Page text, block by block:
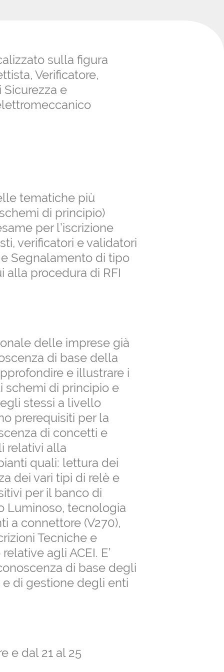
sulla figura
Verificatore,
e
tematiche più
di principio)
per l’iscrizione
verificatori e validatori
Segnalamento di tipo
alla procedura di RFI
delle imprese già
di base della
e illustrare i
di principio e
stessi a livello
prerequisiti per la
di concetti e
relativi alla
quali: lettura dei
dei vari tipi di relè e
per il banco di
Luminoso, tecnologia
a connettore (V270),
Tecniche e
agli ACEI. E’
di base degli
di gestione degli enti
e dal 21 al 25